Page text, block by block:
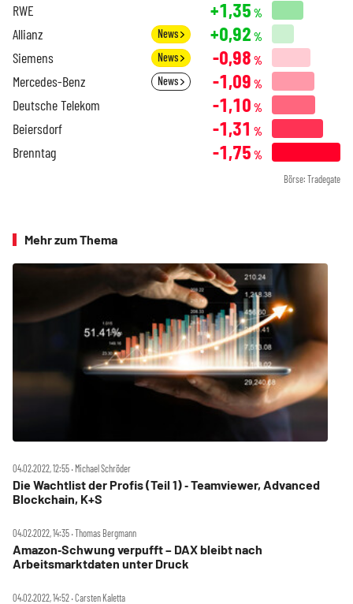
RWE +1,35 %
Allianz News +0,92 %
Siemens News -0,98 %
Mercedes-Benz News -1,09 %
Deutsche Telekom -1,10 %
Beiersdorf -1,31 %
Brenntag -1,75 %
Börse: Tradegate
Mehr zum Thema
04.02.2022, 12:55 ‧ Michael Schröder
Die Wachtlist der Profis (Teil 1) ‑ Teamviewer, Advanced
Blockchain, K+S
04.02.2022, 14:35 ‧ Thomas Bergmann
Amazon‑Schwung verpufft – DAX bleibt nach
Arbeitsmarktdaten unter Druck
04.02.2022, 14:52 ‧ Carsten Kaletta